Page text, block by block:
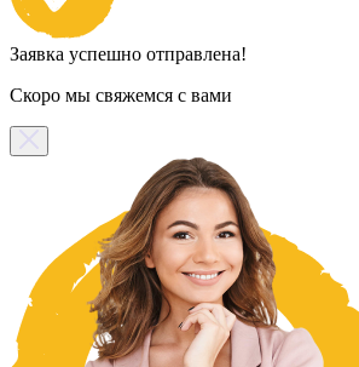
Заявка успешно отправлена!
Скоро мы свяжемся с вами